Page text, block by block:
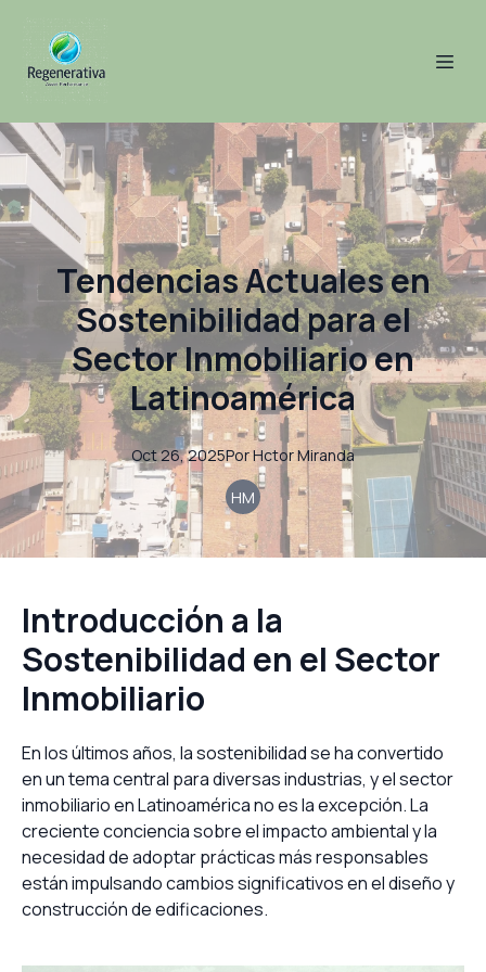
Tendencias Actuales en
Sostenibilidad para el
Sector Inmobiliario en
Latinoamérica
Oct 26, 2025PorHctorMiranda
HM
Introducción a la
Sostenibilidad en el Sector
Inmobiliario
En los últimos años, la sostenibilidad se ha convertido
en un tema central para diversas industrias, y el sector
inmobiliario en Latinoamérica no es la excepción. La
creciente conciencia sobre el impacto ambiental y la
necesidad de adoptar prácticas más responsables
están impulsando cambios significativos en el diseño y
construcción de edificaciones.